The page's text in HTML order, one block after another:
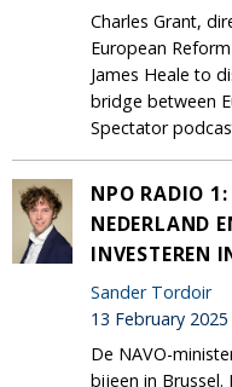
Charles Grant,
European
James Heale to
bridge between
Spectator
NPO RADIO
NEDERLAND
INVESTEREN
Sander Tordoir
13 February 2025
De NAVO-
bijeen in